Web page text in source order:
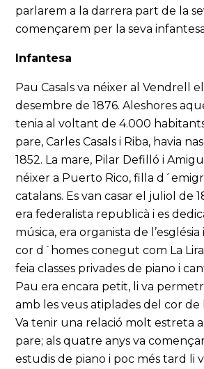
parlarem a la darrera part de la
començarem per la seva
Infantesa
Pau Casals va néixer al Vendrell
desembre de 1876. Aleshores
tenia al voltant de 4.000
pare, Carles Casals i Riba, havia
1852. La mare, Pilar Defilló i
néixer a Puerto Rico, filla
catalans. Es van casar el juliol de
era federalista republicà i es
música, era organista de
cor d´homes conegut com La
feia classes privades de piano i
Pau era encara petit, li va
amb les veus atiplades del cor de
Va tenir una relació molt estreta
pare; als quatre anys va
estudis de piano i poc més tard li